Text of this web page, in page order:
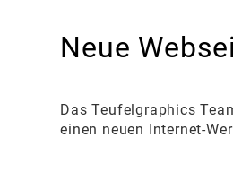
Neue
Das Teufelgraphics
einen neuen Internet-